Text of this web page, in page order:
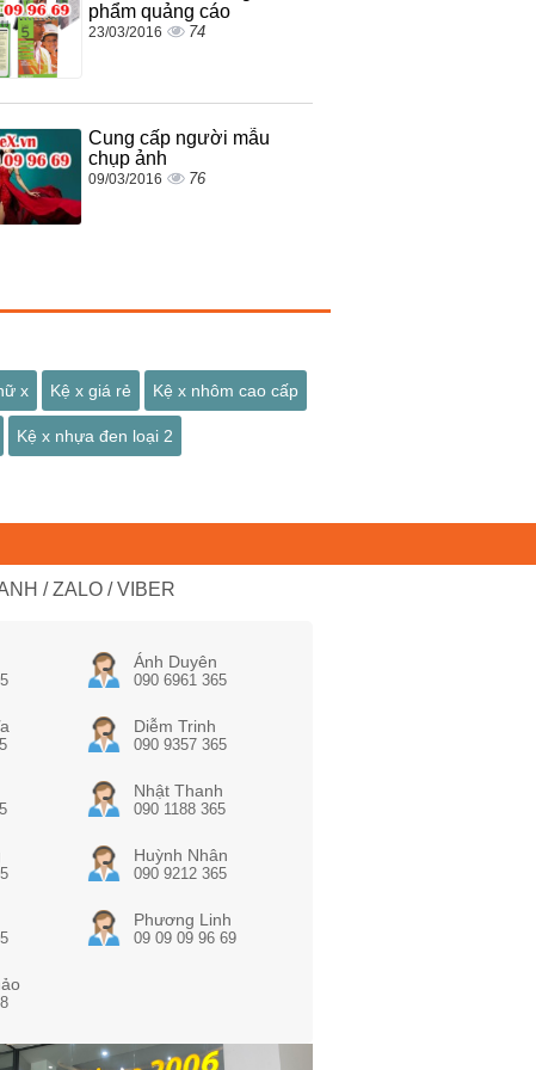
phẩm quảng cáo
23/03/2016 74
Cung cấp người mẫu
chụp ảnh
09/03/2016 76
x Kệ x giá rẻ Kệ x nhôm cao cấp
Kệ x nhựa đen loại 2
/ ZALO / VIBER
Ánh Duyên
090 6961 365
Diễm Trinh
090 9357 365
Nhật Thanh
090 1188 365
Huỳnh Nhân
090 9212 365
Phương Linh
09 09 09 96 69